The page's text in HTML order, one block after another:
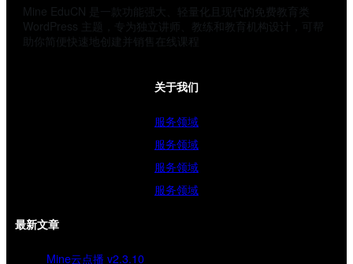
Mine EduCN 是一款功能强大、轻量化且现代的免费教育类
WordPress 主题，专为独立讲师、教练和教育机构设计，可帮
助你简便快速地创建并销售在线课程
关于我们
服务领域
服务领域
服务领域
服务领域
最新文章
Mine云点播 v2.3.10